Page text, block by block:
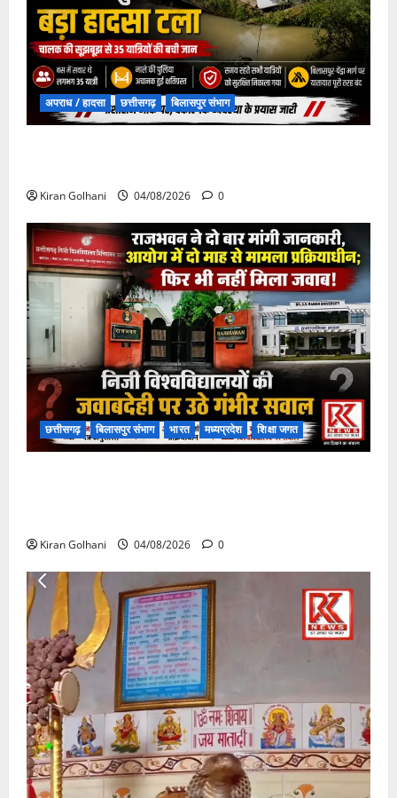
अपराध / हादसा छत्तीसगढ़ बिलासपुर संभाग
Kiran Golhani 04/08/2026 0
छत्तीसगढ़ बिलासपुर संभाग भारत मध्यप्रदेश शिक्षा जगत
Kiran Golhani 04/08/2026 0